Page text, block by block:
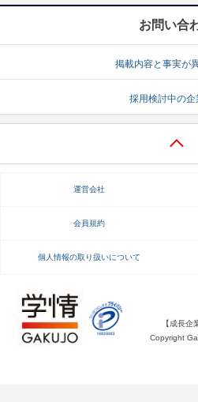
就活ノウハウ・サポート
就活ノウハウが満載！
就活ニュースペーパー
お問い合
掲載内容と事実が
採用検討中の企
運営会社
会員規約
個人情報の取り扱いについて
【成長企
Copyright